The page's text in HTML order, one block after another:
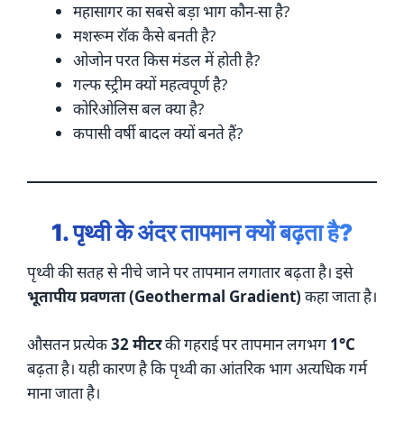
महासागर का सबसे बड़ा भाग कौन-सा है?
मशरूम रॉक कैसे बनती है?
ओजोन परत किस मंडल में होती है?
गल्फ स्ट्रीम क्यों महत्वपूर्ण है?
कोरिओलिस बल क्या है?
कपासी वर्षी बादल क्यों बनते हैं?
1. पृथ्वी के अंदर तापमान क्यों बढ़ता है?
पृथ्वी की सतह से नीचे जाने पर तापमान लगातार बढ़ता है। इसे
भूतापीय प्रवणता (Geothermal Gradient) कहा जाता है।
औसतन प्रत्येक32 मीटरकी गहराई पर तापमान लगभग 1°C
बढ़ता है। यही कारण है कि पृथ्वी का आंतरिक भाग अत्यधिक गर्म
माना जाता है।